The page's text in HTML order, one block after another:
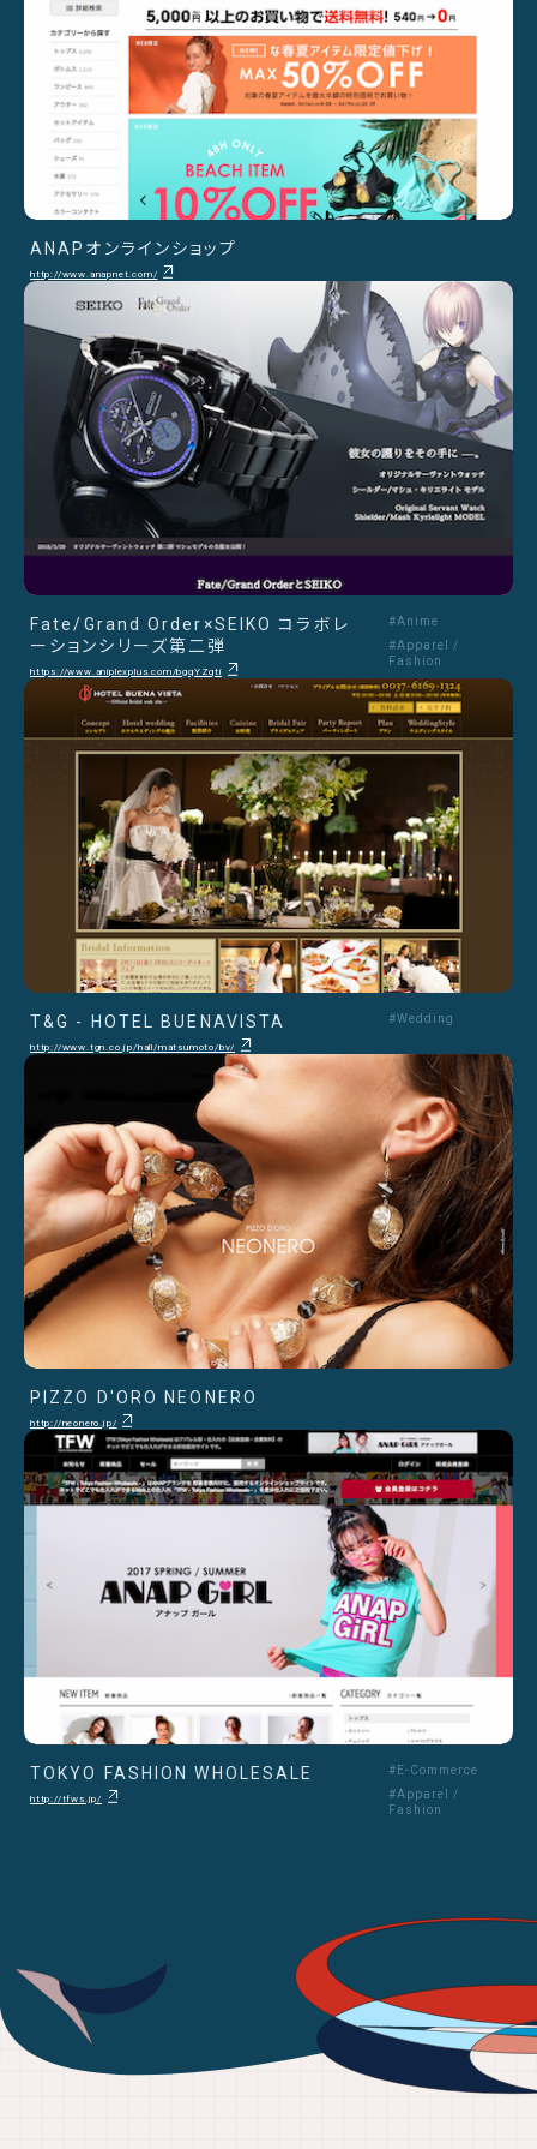
ANAPオンラインショップ
http://www.anapnet.com/
Fate/Grand Order×SEIKO コラボレ
ーションシリーズ第二弾
https://www.aniplexplus.com/bgqYZqti
#Anime
#Apparel /
Fashion
T&G - HOTEL BUENAVISTA
http://www.tgn.co.jp/hall/matsumoto/bv/
#Wedding
PIZZO D'ORO NEONERO
http://neonero.jp/
TOKYO FASHION WHOLESALE
http://tfws.jp/
#E-Commerce
#Apparel /
Fashion